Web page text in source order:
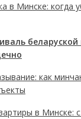
в Минске: когда
беларуской
как
в Минске: